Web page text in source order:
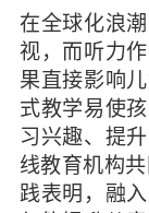
在全球化浪
视，而听力
果直接影响
式教学易使
习兴趣、提
线教育机构
践表明，融